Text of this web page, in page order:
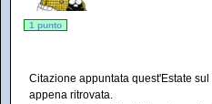
1 punto
Citazione appuntata quest'Estate
appena ritrovata.